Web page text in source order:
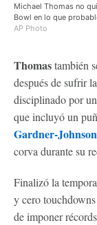
Michael Thomas no
Bowl en lo que
AP Photo
Thomastambién
después de sufrir
disciplinado por
que incluyó un
Gardner-Johnson
corva durante su
Finalizó la
y cero touchdowns
de imponer